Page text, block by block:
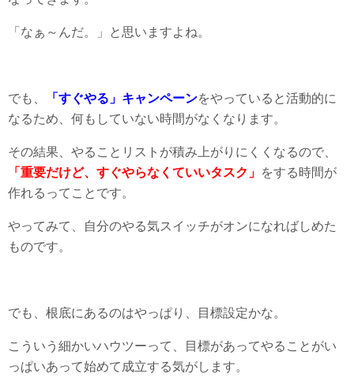
「なぁ～んだ。」と思いますよね。
でも、 「すぐやる」キャンペーンをやっていると活動的に
なるため、何もしていない時間がなくなります。
その結果、やることリストが積み上がりにくくなるので、
「重要だけど、すぐやらなくていいタスク」 をする時間が
作れるってことです。
やってみて、自分のやる気スイッチがオンになればしめた
ものです。
でも、根底にあるのはやっぱり、目標設定かな。
こういう細かいハウツーって、目標があってやることがい
っぱいあって始めて成立する気がします。